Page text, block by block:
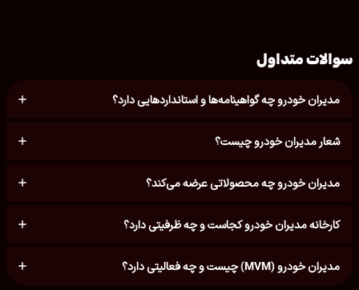
سوالات متداول
مدیران خودرو چه گواهینامه‌ها و استانداردهایی دارد؟
شعار مدیران خودرو چیست؟
مدیران خودرو چه محصولاتی عرضه می‌کند؟
کارخانه مدیران خودرو کجاست و چه ظرفیتی دارد؟
مدیران خودرو (MVM) چیست و چه فعالیتی دارد؟